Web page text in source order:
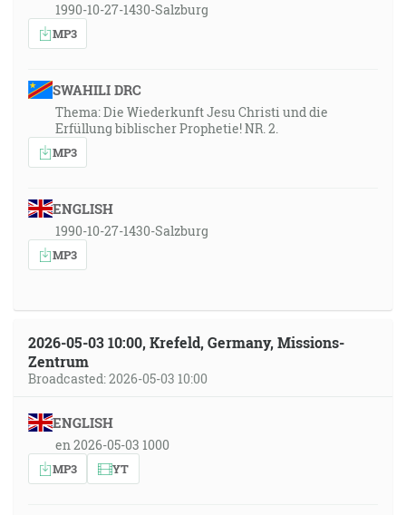
1990-10-27-1430-Salzburg
MP3
SWAHILI DRC
Thema: Die Wiederkunft Jesu Christi und die
Erfüllung biblischer Prophetie! NR. 2.
MP3
ENGLISH
1990-10-27-1430-Salzburg
MP3
2026-05-03 10:00, Krefeld, Germany, Missions-
Zentrum
Broadcasted: 2026-05-03 10:00
ENGLISH
en 2026-05-03 1000
MP3 YT